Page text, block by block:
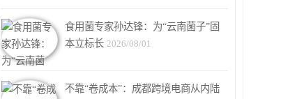
食用菌专家孙达锋：为“云南菌子”固
本立标长 2026/08/01
不靠“卷成本”：成都跨境电商从内陆